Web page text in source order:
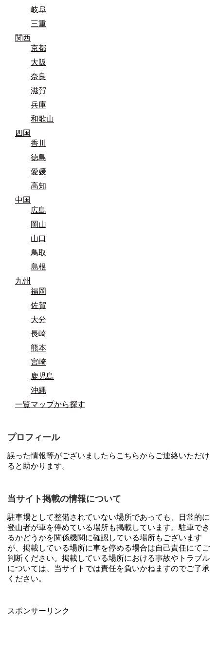
岐阜
三重
関西
京都
大阪
奈良
滋賀
兵庫
和歌山
四国
香川
徳島
愛媛
高知
中国
広島
岡山
山口
鳥取
島根
九州
福岡
佐賀
大分
長崎
熊本
宮崎
鹿児島
沖縄
一覧マップから探す
プロフィール
誤った情報等がございましたら こちらからご連絡いただけ
ると助かります。
当サイト掲載の情報について
駐車場として整備されていない場所であっても、日常的に
登山者が車を停めている場所も掲載しています。駐車でき
るかどうかを関係機関に確認している場所もございます
が、掲載している場所に車を停める場合は自己責任にてご
判断ください。掲載している場所における事故やトラブル
については、当サイトでは責任を負いかねますのでご了承
ください。
スポンサーリンク